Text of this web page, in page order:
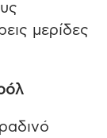
μερίδες